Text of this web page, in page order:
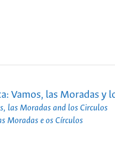
Vamos, las Moradas y
las Moradas and los Circulos
Moradas e os Círculos